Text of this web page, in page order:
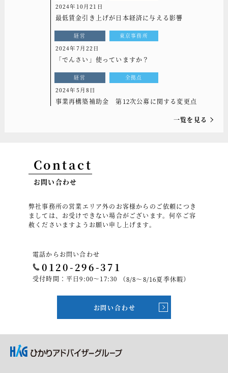
2024年10月21日
最低賃金引き上げが日本経済に与える影響
経営 東京事務所
2024年7月22日
「でんさい」使っていますか？
経営 全拠点
2024年5月8日
事業再構築補助金 第12次公募に関する変更点
一覧を見る
Contact
お問い合わせ
弊社事務所の営業エリア外のお客様からのご依頼につき
ましては、お受けできない場合がございます。何卒ご容
赦くださいますようお願い申し上げます。
電話からお問い合わせ
0120-296-371
受付時間：平日9:00～17:30 （8/8～8/16夏季休暇）
お問い合わせ